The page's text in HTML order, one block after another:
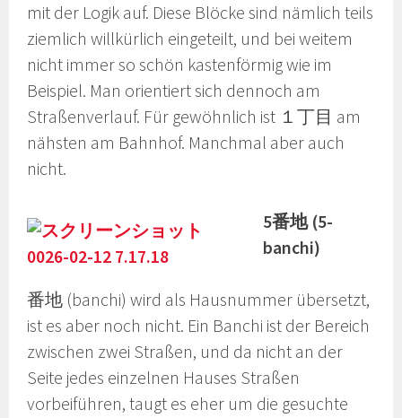
mit der Logik auf. Diese Blöcke sind nämlich teils
ziemlich willkürlich eingeteilt, und bei weitem
nicht immer so schön kastenförmig wie im
Beispiel. Man orientiert sich dennoch am
Straßenverlauf. Für gewöhnlich ist １丁目 am
nähsten am Bahnhof. Manchmal aber auch
nicht.
5番地 (5-
banchi)
番地 (banchi) wird als Hausnummer übersetzt,
ist es aber noch nicht. Ein Banchi ist der Bereich
zwischen zwei Straßen, und da nicht an der
Seite jedes einzelnen Hauses Straßen
vorbeiführen, taugt es eher um die gesuchte